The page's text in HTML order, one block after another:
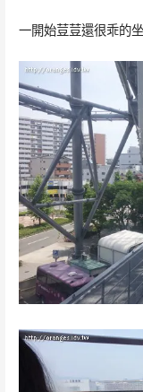
一開始荳荳還很乖的